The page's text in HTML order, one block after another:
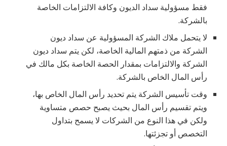
فقط مسؤولية سداد الديون وكافة الالتزامات الخاصة
بالشركة.
لا يتحمل ملاك الشركة المسؤولية عن سداد ديون
الشركة من ذمتهم المالية الخاصة، لكن يتم سداد ديون
الشركة والالتزامات بمقدار الحصة الخاصة بكل مالك في
رأس المال الخاص بالشركة.
وقت تأسيس الشركة يتم تحديد رأس المال الخاص بها،
ويتم تقسيم رأس المال بحيث يصبح حصص متساوية
ولكن في هذا النوع من الشركات لا يسمح بتداول
التخصص أو تجزئتها.